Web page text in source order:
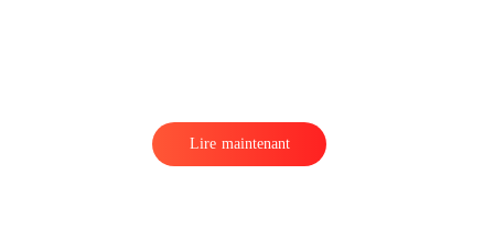
Lire maintenant